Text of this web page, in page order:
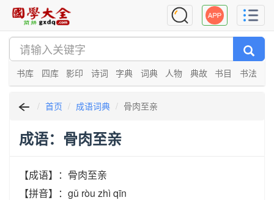
书库 四库 影印 诗词 字典 词典 人物 典故 书目 书法
首页 成语词典 骨肉至亲
成语：骨肉至亲
【成语】：骨肉至亲
【拼音】：gǔ ròu zhì qīn